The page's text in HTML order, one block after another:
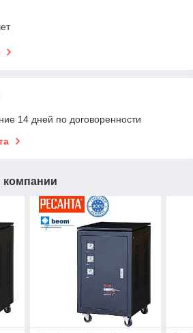
14 дней по договоренности